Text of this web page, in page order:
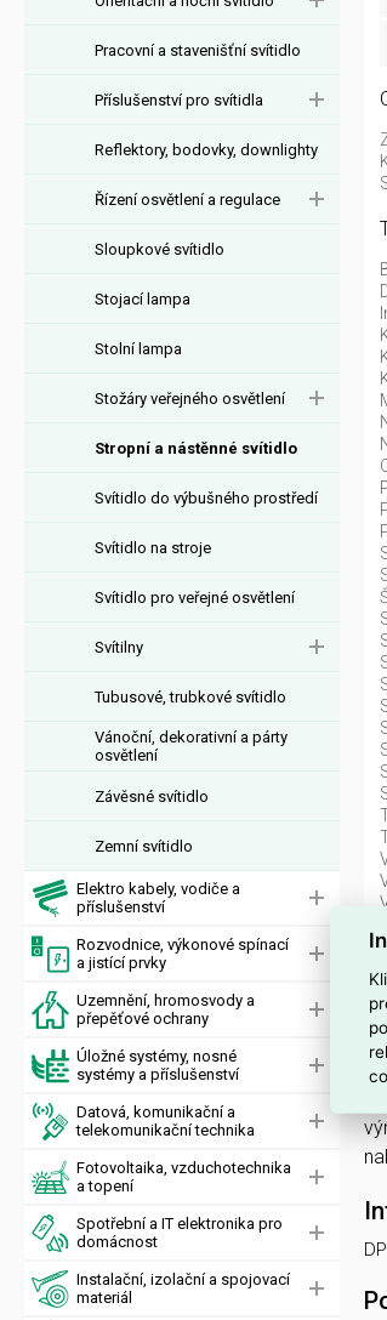
Pracovní a stavenišťní svítidlo
Příslušenství pro svítidla
Reflektory, bodovky, downlighty
Řízení osvětlení a regulace
Sloupkové svítidlo
Stojací lampa
Stolní lampa
Stožáry veřejného osvětlení
Stropní a nástěnné svítidlo
Svítidlo do výbušného prostředí
Svítidlo na stroje
Svítidlo pro veřejné osvětlení
Svítilny
Tubusové, trubkové svítidlo
Vánoční, dekorativní a párty
osvětlení
Závěsné svítidlo
Zemní svítidlo
Elektro kabely, vodiče a
příslušenství
Rozvodnice, výkonové spínací
a jistící prvky
Uzemnění, hromosvody a
přepěťové ochrany
Úložné systémy, nosné
systémy a příslušenství
Datová, komunikační a
telekomunikační technika
Fotovoltaika, vzduchotechnika
a topení
Spotřební a IT elektronika pro
domácnost
Instalační, izolační a spojovací
materiál